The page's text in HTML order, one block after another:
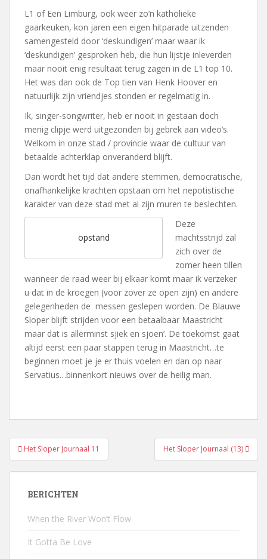
L1 of Een Limburg, ook weer zo’n katholieke
gaarkeuken, kon jaren een eigen hitparade uitzenden
samengesteld door ‘deskundigen’ maar waar ik
‘deskundigen’ gesproken heb, die hun lijstje inleverden
maar nooit enig resultaat terug zagen in de L1 top 10.
Het was dan ook de Top tien van Henk Hoover en
natuurlijk zijn vriendjes stonden er regelmatig in.
Ik, singer-songwriter, heb er nooit in gestaan doch
menig clipje werd uitgezonden bij gebrek aan video’s.
Welkom in onze stad / provincie waar de cultuur van
betaalde achterklap onveranderd blijft.
Dan wordt het tijd dat andere stemmen, democratische,
onafhankelijke krachten opstaan om het nepotistische
karakter van deze stad met al zijn muren te beslechten.
opstand
Deze
machtsstrijd zal
zich over de
zomer heen tillen
wanneer de raad weer bij elkaar komt maar ik verzeker
u dat in de kroegen (voor zover ze open zijn) en andere
gelegenheden de messen geslepen worden. De Blauwe
Sloper blijft strijden voor een betaalbaar Maastricht
maar dat is allerminst sjiek en sjoen’. De toekomst gaat
altijd eerst een paar stappen terug in Maastricht…te
beginnen moet je je er thuis voelen en dan op naar
Servatius…binnenkort nieuws over de heilig man.
Bericht
navigatie
Het Sloper Journaal 11 Het Sloper Journaal (13)
BERICHTEN
When the River Won’t Flow
It Gotta Be Love